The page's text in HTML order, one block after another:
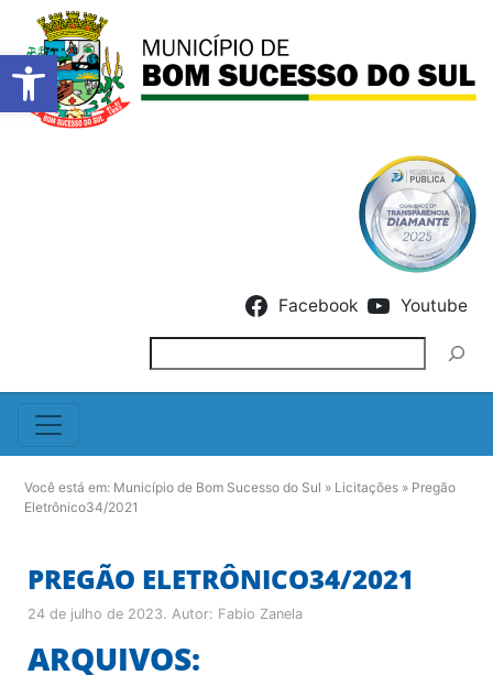
Barra de Ferramentas
Facebook Youtube
Você está em: Município de Bom Sucesso do Sul » Licitações » Pregão
Eletrônico34/2021
PREGÃO ELETRÔNICO34/2021
24 de julho de 2023. Autor: Fabio Zanela
ARQUIVOS: